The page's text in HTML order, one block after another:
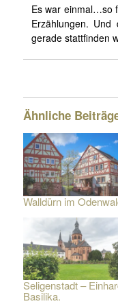
Es war einmal…so
Erzählungen.
gerade stattfinden
Ähnliche
Walldürn im
Seligenstadt –
Basilika.